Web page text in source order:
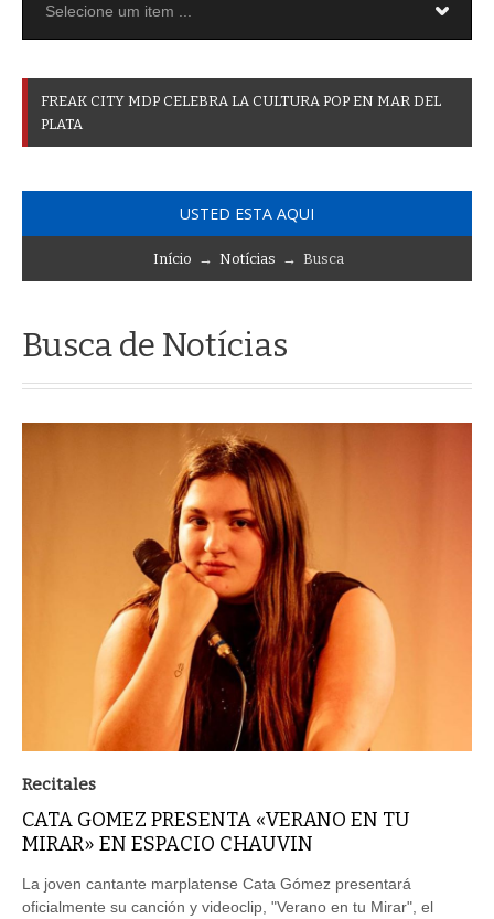
FREAK CITY MDP CELEBRA LA CULTURA POP EN MAR DEL
PLATA
USTED ESTA AQUI
Início → Notícias → Busca
Busca de Notícias
Recitales
CATA GOMEZ PRESENTA «VERANO EN TU
MIRAR» EN ESPACIO CHAUVIN
La joven cantante marplatense Cata Gómez presentará
oficialmente su canción y videoclip, "Verano en tu Mirar", el